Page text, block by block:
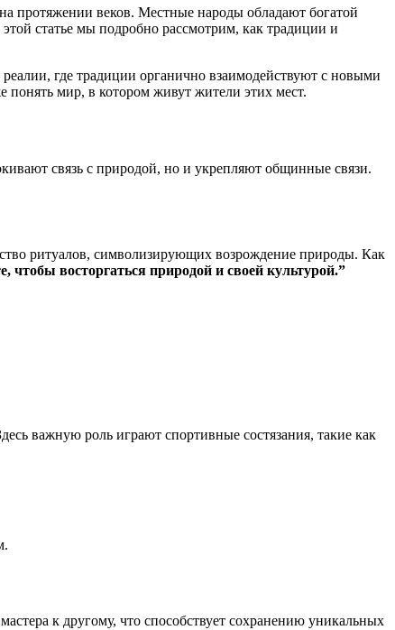
протяжении веков. Местные народы обладают богатой
статье мы подробно рассмотрим, как традиции и
где традиции органично взаимодействуют с новыми
мир, в котором живут жители этих мест.
связь с природой, но и укрепляют общинные связи.
ритуалов, символизирующих возрождение природы. Как
чтобы восторгаться природой и своей культурой.”
важную роль играют спортивные состязания, такие как
к другому, что способствует сохранению уникальных